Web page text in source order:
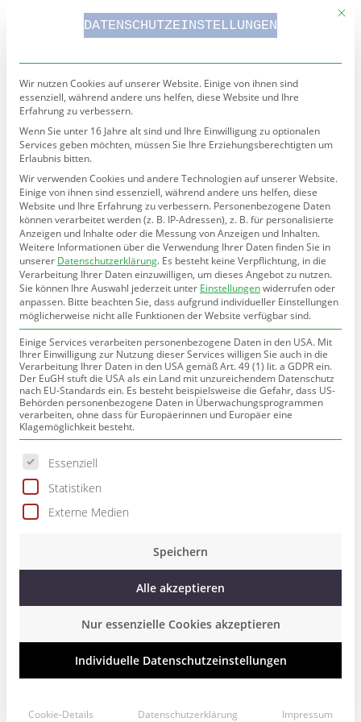
LEKTORAT TEXTERSTELLUNG SCHREIBCOACH
Start Veröffentlichungen
mich
BLOG
Hier einige Textbeispiele von Autorinnen und Autoren, die ich
bei Veröffentlichungen unterstützt habe:
Im Zusammenarbeit mit der Netteklinik biete ich auch
Therapeutisches Schreiben an. Hier der Erfahrungsbericht eines
langjährigen Schülers.
WEITERLESEN..
Mit
DATENSCHUTZEINSTELLUNGEN
Wir nutzen Cookies auf unserer Website. Einige von ihnen sind
essenziell, während andere uns helfen, diese Website und Ihre
Erfahrung zu verbessern.
Wenn Sie unter 16 Jahre alt sind und Ihre Einwilligung zu optionalen
Services geben möchten, müssen Sie Ihre Erziehungsberechtigten um
Erlaubnis bitten.
Wir verwenden Cookies und andere Technologien auf unserer Website.
Einige von ihnen sind essenziell, während andere uns helfen, diese
Website und Ihre Erfahrung zu verbessern. Personenbezogene Daten
können verarbeitet werden (z. B. IP-Adressen), z. B. für personalisierte
Anzeigen und Inhalte oder die Messung von Anzeigen und Inhalten.
Weitere Informationen über die Verwendung Ihrer Daten finden Sie in
unserer Datenschutzerklärung. Es besteht keine Verpflichtung, in die
Verarbeitung Ihrer Daten einzuwilligen, um dieses Angebot zu nutzen.
Sie können Ihre Auswahl jederzeit unter Einstellungenwiderrufen oder
anpassen. Bitte beachten Sie, dass aufgrund individueller Einstellungen
möglicherweise nicht alle Funktionen der Website verfügbar sind.
Einige Services verarbeiten personenbezogene Daten in den USA. Mit
Ihrer Einwilligung zur Nutzung dieser Services willigen Sie auch in die
Verarbeitung Ihrer Daten in den USA gemäß Art. 49 (1) lit. a GDPR ein.
Der EuGH stuft die USA als ein Land mit unzureichendem Datenschutz
nach EU-Standards ein. Es besteht beispielsweise die Gefahr, dass US-
Behörden personenbezogene Daten in Überwachungsprogrammen
verarbeiten, ohne dass für Europäerinnen und Europäer eine
Klagemöglichkeit besteht.
Es folgt eine Liste der Service-Gruppen, für die eine
Essenziell
Statistiken
Externe Medien
Speichern
Alle akzeptieren
Nur essenzielle Cookies akzeptieren
Individuelle Datenschutzeinstellungen
Cookie-Details Datenschutzerklärung Impressum